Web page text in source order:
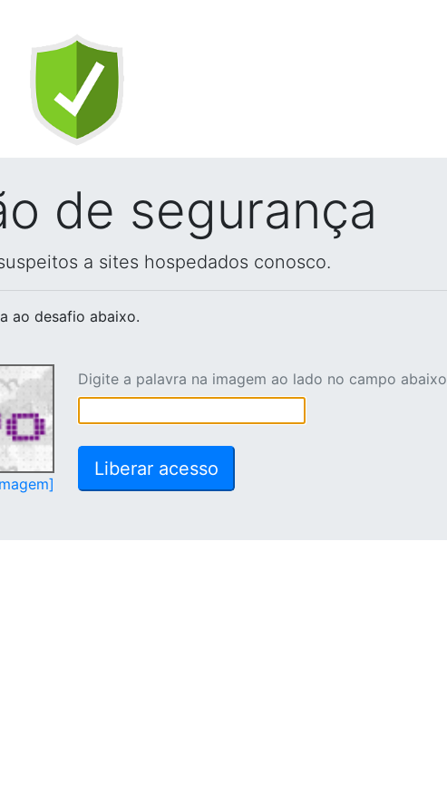
de segurança
a sites hospedados conosco.
ao desafio abaixo.
Digite a palavra na imagem ao lado no campo abaixo